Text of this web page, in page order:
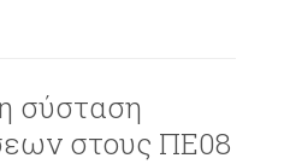
σύσταση
στους ΠΕ08